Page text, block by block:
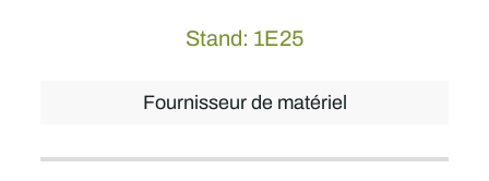
Stand: 1E25
Fournisseur de matériel